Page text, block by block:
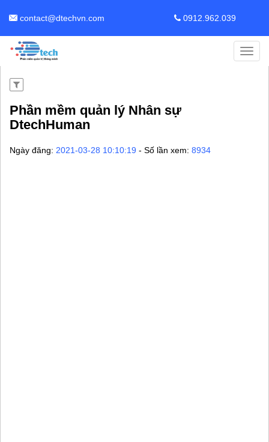
contact@dtechvn.com 0912.962.039
Phần mềm quản lý Nhân sự
DtechHuman
Ngày đăng: 2021-03-28 10:10:19 - Số lần xem: 8934